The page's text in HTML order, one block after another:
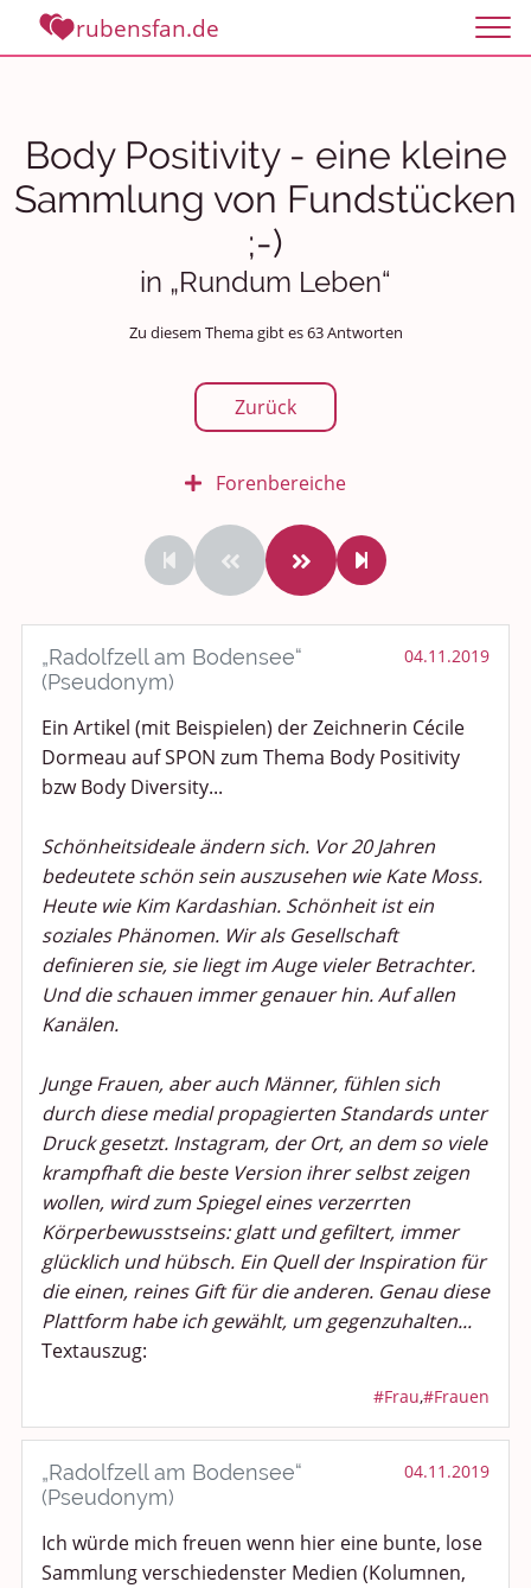
rubensfan.de
Body Positivity - eine kleine
Sammlung von Fundstücken
;-)
in „Rundum Leben“
Zu diesem Thema gibt es 63 Antworten
Zurück
Forenbereiche
Rundum Leben
Politik und Weltgeschehen
Smalltalk
Treffen und Stammtische
Gesundheit & Wellness
Sport & Freizeit
Shopping und Bekleidung
Urlaub und Reisen
Medien & Showgeschäft
Kochen, Backen und Genießen
Anregungen und Support
Spiel, Spaß und Sinnlosigkeit
Gewicht reduzieren
„Radolfzell am Bodensee“
(Pseudonym)
04.11.2019
Ein Artikel (mit Beispielen) der Zeichnerin Cécile
Dormeau auf SPON zum Thema Body Positivity
bzw Body Diversity...
Schönheitsideale ändern sich. Vor 20 Jahren
bedeutete schön sein auszusehen wie Kate Moss.
Heute wie Kim Kardashian. Schönheit ist ein
soziales Phänomen. Wir als Gesellschaft
definieren sie, sie liegt im Auge vieler Betrachter.
Und die schauen immer genauer hin. Auf allen
Kanälen.
Junge Frauen, aber auch Männer, fühlen sich
durch diese medial propagierten Standards unter
Druck gesetzt. Instagram, der Ort, an dem so viele
krampfhaft die beste Version ihrer selbst zeigen
wollen, wird zum Spiegel eines verzerrten
Körperbewusstseins: glatt und gefiltert, immer
glücklich und hübsch. Ein Quell der Inspiration für
die einen, reines Gift für die anderen. Genau diese
Plattform habe ich gewählt, um gegenzuhalten...
Textauszug:
#Frau,#Frauen
„Radolfzell am Bodensee“
(Pseudonym)
04.11.2019
Ich würde mich freuen wenn hier eine bunte, lose
Sammlung verschiedenster Medien (Kolumnen,